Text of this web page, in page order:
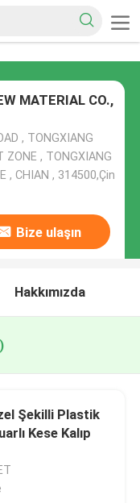
MATERIAL CO.,
, TONGXIANG
ZONE , TONGXIANG
, CHIAN , 314500,Çin
Bize ulaşın
Hakkımızda
Şekilli Plastik
Kese Kalıp